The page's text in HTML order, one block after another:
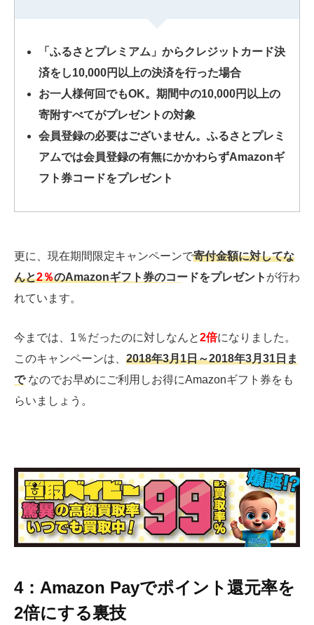
「ふるさとプレミアム」からクレジットカード決
済をし10,000円以上の決済を行った場合
お一人様何回でもOK。期間中の10,000円以上の
寄附すべてがプレゼントの対象
会員登録の必要はございません。ふるさとプレミ
アムでは会員登録の有無にかかわらずAmazonギ
フト券コードをプレゼント
更に、現在期間限定キャンペーンで寄付金額に対してな
んと2％のAmazonギフト券のコードをプレゼント が行わ
れています。
今までは、1％だったのに対しなんと2倍になりました。
このキャンペーンは、 2018年3月1日～2018年3月31日ま
でなのでお早めにご利用しお得にAmazonギフト券をも
らいましょう。
4：Amazon Payでポイント還元率を
2倍にする裏技